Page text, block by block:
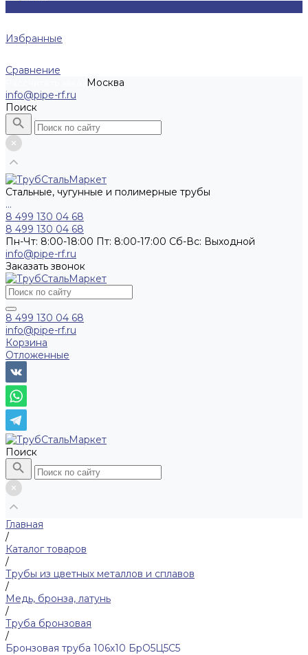
Избранные
Сравнение
Москва
info@pipe-rf.ru
Поиск
Стальные, чугунные и полимерные трубы
...
8 499 130 04 68
8 499 130 04 68
Пн-Чт: 8:00-18:00 Пт: 8:00-17:00 Сб-Вс: Выходной
info@pipe-rf.ru
Заказать звонок
8 499 130 04 68
info@pipe-rf.ru
Корзина
Отложенные
Поиск
Главная
/
Каталог товаров
/
Трубы из цветных металлов и сплавов
/
Медь, бронза, латунь
/
Труба бронзовая
/
Бронзовая труба 106х10 БрО5Ц5С5